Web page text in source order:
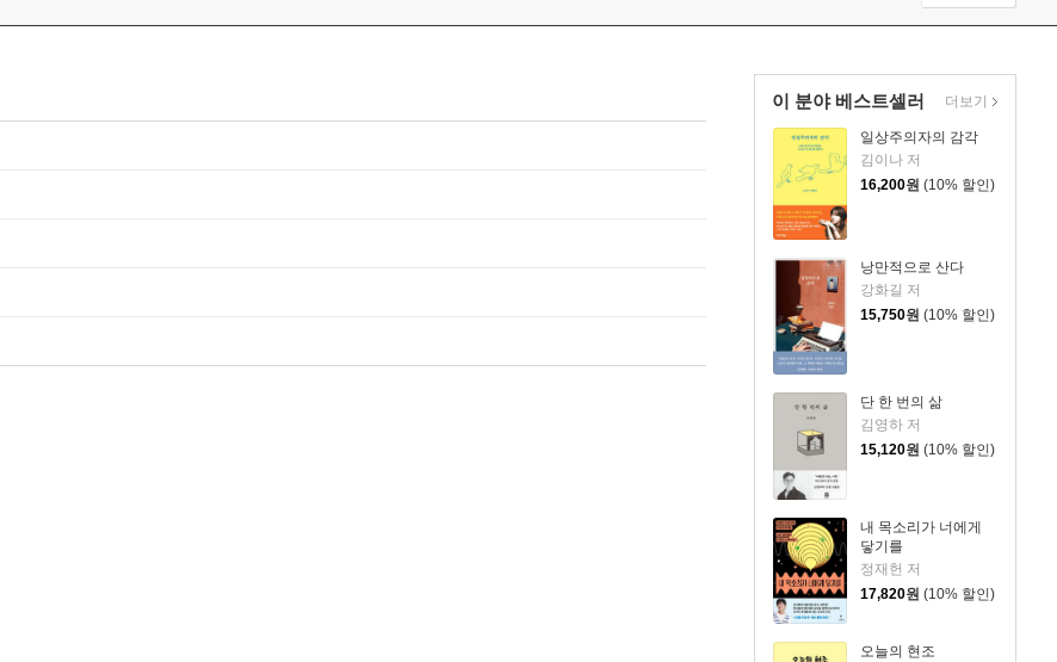
이 분야 베스트셀러
일상주의자의 감각
김이나 저
16,200원 (10% 할인)
낭만적으로 산다
강화길 저
15,750원 (10% 할인)
단 한 번의 삶
김영하 저
15,120원 (10% 할인)
내 목소리가 너에게
닿기를
정재헌 저
17,820원 (10% 할인)
오늘의 현조
더보기